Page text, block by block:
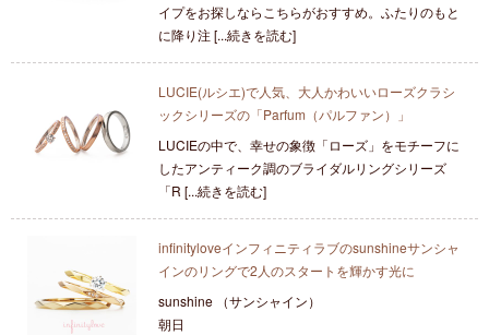
イプをお探しならこちらがおすすめ。ふたりのもと
に降り注 [...続きを読む]
LUCIE(ルシエ)で人気、大人かわいいローズクラシ
ックシリーズの「Parfum（パルファン）」
LUCIEの中で、幸せの象徴「ローズ」をモチーフに
したアンティーク調のブライダルリングシリーズ
「R [...続きを読む]
infinityloveインフィニティラブのsunshineサンシャ
インのリングで2人のスタートを輝かす光に
sunshine （サンシャイン）
朝日